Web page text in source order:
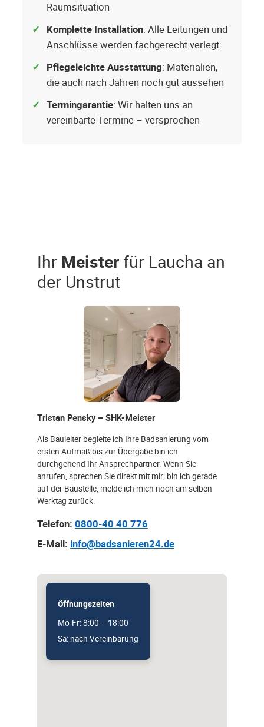
Raumsituation
Komplette Installation: Alle Leitungen und
Anschlüsse werden fachgerecht verlegt
Pflegeleichte Ausstattung: Materialien,
die auch nach Jahren noch gut aussehen
Termingarantie: Wir halten uns an
vereinbarte Termine – versprochen
Ihr Meisterfür Laucha an
der Unstrut
Tristan Pensky – SHK-Meister
Als Bauleiter begleite ich Ihre Badsanierung vom
ersten Aufmaß bis zur Übergabe bin ich
durchgehend Ihr Ansprechpartner. Wenn Sie
anrufen, sprechen Sie direkt mit mir; bin ich gerade
auf der Baustelle, melde ich mich noch am selben
Werktag zurück.
Telefon: 0800-40 40 776
E-Mail: info@badsanieren24.de
Öffnungszeiten
Mo-Fr: 8:00 – 18:00
Sa: nach Vereinbarung